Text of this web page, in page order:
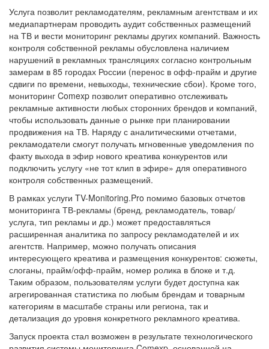
Услуга позволит рекламодателям, рекламным агентствам и их
медиапартнерам проводить аудит собственных размещений
на ТВ и вести мониторинг рекламы других компаний. Важность
контроля собственной рекламы обусловлена наличием
нарушений в рекламных трансляциях согласно контрольным
замерам в 85 городах России (перенос в офф-прайм и другие
сдвиги по времени, невыходы, технические сбои). Кроме того,
мониторинг Comexp позволит оперативно отслеживать
рекламные активности любых сторонних брендов и компаний,
чтобы использовать данные о рынке при планировании
продвижения на ТВ. Наряду с аналитическими отчетами,
рекламодатели смогут получать мгновенные уведомления по
факту выхода в эфир нового креатива конкурентов или
подключить услугу «не тот клип в эфире» для оперативного
контроля собственных размещений.
В рамках услуги TV-Monitoring.Pro помимо базовых отчетов
мониторинга ТВ-рекламы (бренд, рекламодатель, товар/
услуга, тип рекламы и др.) может предоставляться
расширенная аналитика по запросу рекламодателей и их
агентств. Например, можно получать описания
интересующего креатива и размещения конкурентов: сюжеты,
слоганы, прайм/офф-прайм, номер ролика в блоке и т.д.
Таким образом, пользователям услуги будет доступна как
агрегированная статистика по любым брендам и товарным
категориям в масштабе страны или региона, так и
детализация до уровня конкретного рекламного креатива.
Запуск проекта стал возможен в результате технологического